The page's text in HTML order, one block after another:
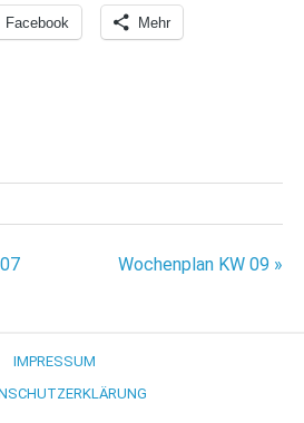
Facebook Mehr
Wochenplan KW 09 »
IMPRESSUM